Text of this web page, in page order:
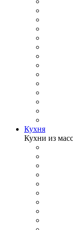
Кухня
Кухни из